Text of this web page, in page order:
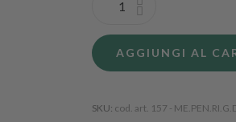
AGGIUNGI AL
SKU cod. art. 157 -